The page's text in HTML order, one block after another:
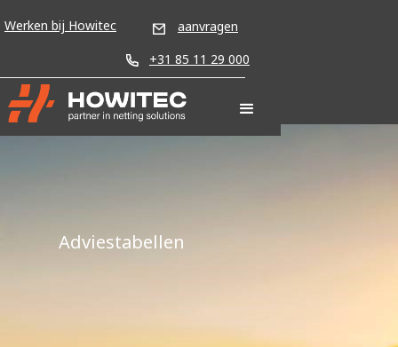
Werken bij Howitec
aanvragen
+31 85 11 29 000
Adviestabellen